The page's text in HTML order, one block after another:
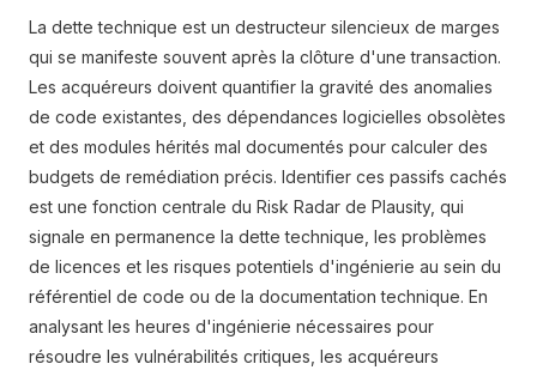
La dette technique est un destructeur silencieux de marges
qui se manifeste souvent après la clôture d'une transaction.
Les acquéreurs doivent quantifier la gravité des anomalies
de code existantes, des dépendances logicielles obsolètes
et des modules hérités mal documentés pour calculer des
budgets de remédiation précis. Identifier ces passifs cachés
est une fonction centrale du Risk Radar de Plausity, qui
signale en permanence la dette technique, les problèmes
de licences et les risques potentiels d'ingénierie au sein du
référentiel de code ou de la documentation technique. En
analysant les heures d'ingénierie nécessaires pour
résoudre les vulnérabilités critiques, les acquéreurs